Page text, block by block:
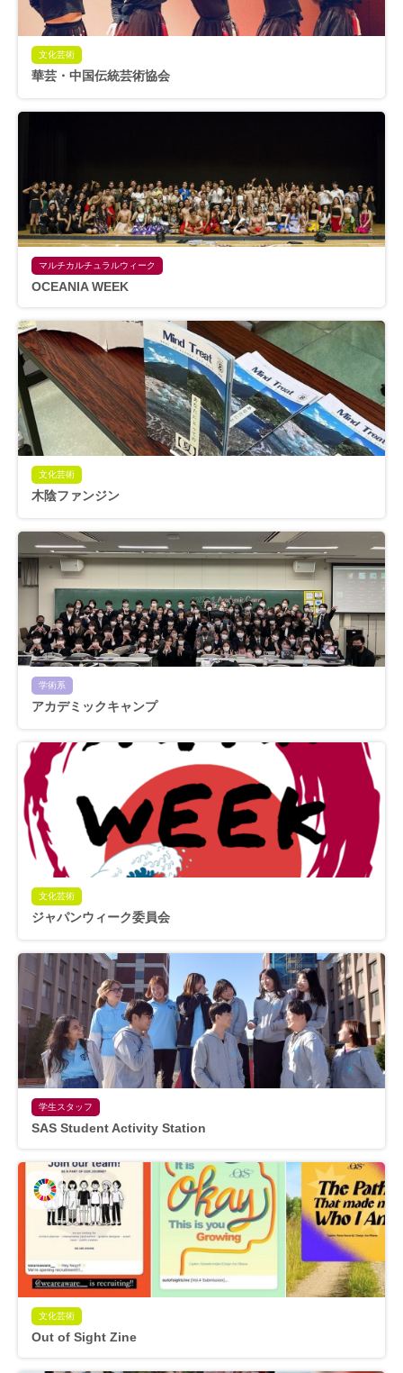
文化芸術
華芸・中国伝統芸術協会
マルチカルチュラルウィーク
OCEANIA WEEK
文化芸術
木陰ファンジン
学術系
アカデミックキャンプ
文化芸術
ジャパンウィーク委員会
学生スタッフ
SAS Student Activity Station
文化芸術
Out of Sight Zine